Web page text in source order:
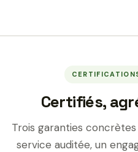
Certifiés,
Trois garanties
service auditée, un